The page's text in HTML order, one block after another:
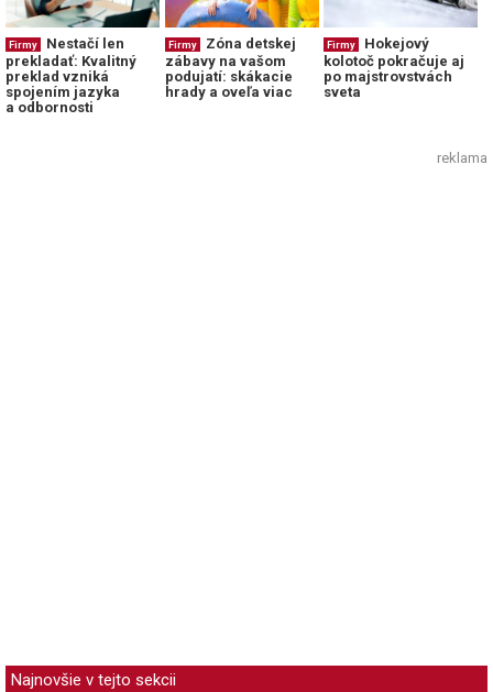
Firmy
Nestačí len
prekladať: Kvalitný
preklad vzniká
spojením jazyka
a odbornosti
Firmy
Zóna detskej
zábavy na vašom
podujatí: skákacie
hrady a oveľa viac
Firmy
Hokejový
kolotoč pokračuje aj
po majstrovstvách
sveta
reklama
Najnovšie v tejto sekcii